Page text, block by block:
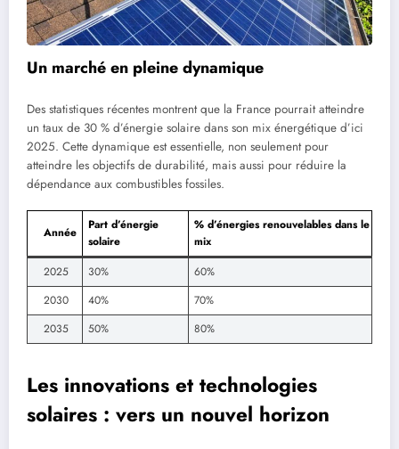
Un marché en pleine dynamique
Des statistiques récentes montrent que la France pourrait atteindre
un taux de 30 % d’énergie solaire dans son mix énergétique d’ici
2025. Cette dynamique est essentielle, non seulement pour
atteindre les objectifs de durabilité, mais aussi pour réduire la
dépendance aux combustibles fossiles.
Année
Part d’énergie
solaire
% d’énergies renouvelables dans le
mix
2025
30%
60%
2030
40%
70%
2035
50% 80%
Les innovations et technologies
solaires : vers un nouvel horizon